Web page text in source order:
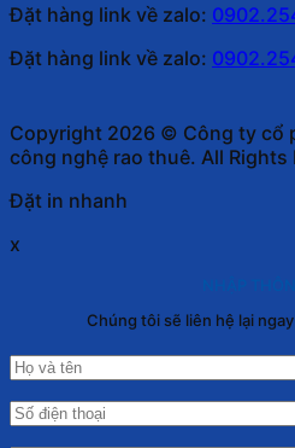
Đặt hàng link về zalo:
Đặt hàng link về zalo:
Copyright 2026 © Công ty cổ
công nghệ rao thuê. All Rights
Đặt in nhanh
x
Chúng tôi sẽ liên hệ lại